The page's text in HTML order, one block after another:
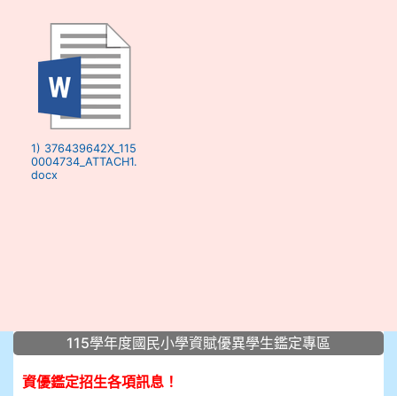
1) 376439642X_115
0004734_ATTACH1.
docx
::: 115學年度國民小學資賦優異學生鑑定專區
資優鑑定招生各項訊息！